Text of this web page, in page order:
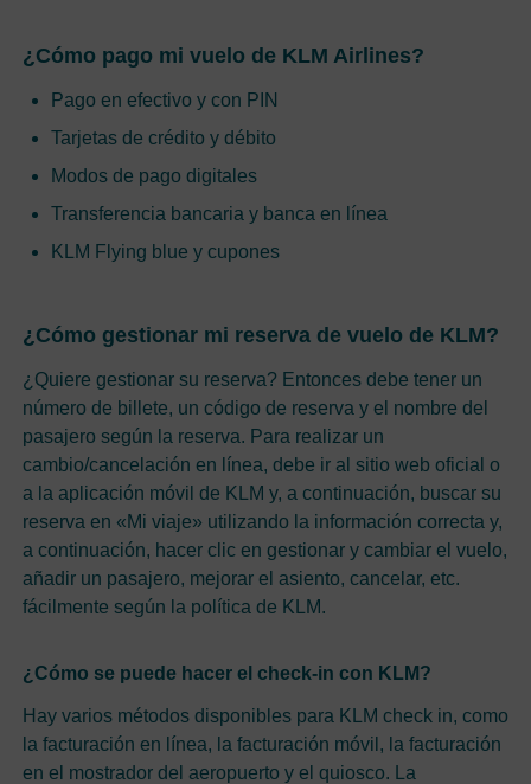
¿Cómo pago mi vuelo de KLM Airlines?
Pago en efectivo y con PIN
Tarjetas de crédito y débito
Modos de pago digitales
Transferencia bancaria y banca en línea
KLM Flying blue y cupones
¿Cómo gestionar mi reserva de vuelo de KLM?
¿Quiere gestionar su reserva? Entonces debe tener un
número de billete, un código de reserva y el nombre del
pasajero según la reserva. Para realizar un
cambio/cancelación en línea, debe ir al sitio web oficial o
a la aplicación móvil de KLM y, a continuación, buscar su
reserva en «Mi viaje» utilizando la información correcta y,
a continuación, hacer clic en gestionar y cambiar el vuelo,
añadir un pasajero, mejorar el asiento, cancelar, etc.
fácilmente según la política de KLM.
¿Cómo se puede hacer el check-in con KLM?
Hay varios métodos disponibles para KLM check in, como
la facturación en línea, la facturación móvil, la facturación
en el mostrador del aeropuerto y el quiosco. La